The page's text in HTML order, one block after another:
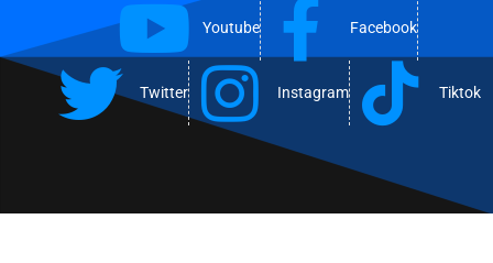
Youtube Facebook
Twitter Instagram Tiktok